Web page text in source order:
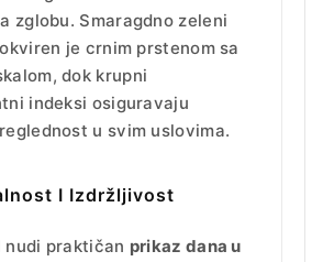
zglobu. Smaragdno zeleni
je crnim prstenom sa
dok krupni
indeksi osiguravaju
u svim uslovima.
I Izdržljivost
nudi praktičan prikaz dana u